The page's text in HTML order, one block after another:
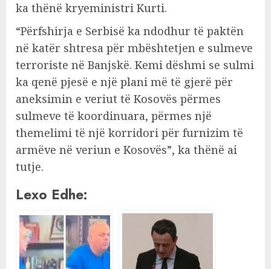
ka thënë kryeministri Kurti.
“Përfshirja e Serbisë ka ndodhur të paktën
në katër shtresa për mbështetjen e sulmeve
terroriste në Banjskë. Kemi dëshmi se sulmi
ka qenë pjesë e një plani më të gjerë për
aneksimin e veriut të Kosovës përmes
sulmeve të koordinuara, përmes një
themelimi të një korridori për furnizim të
armëve në veriun e Kosovës”, ka thënë ai
tutje.
Lexo Edhe: